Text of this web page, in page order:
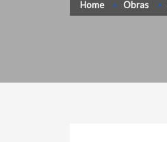
Home Obras